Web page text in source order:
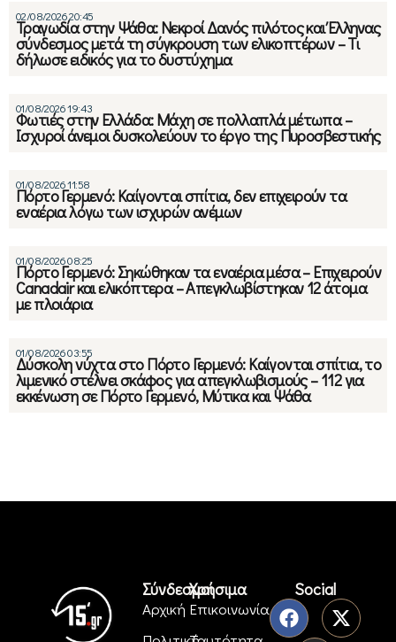
02/08/2026 20:45
Τραγωδία στην Ψάθα: Νεκροί Δανός πιλότος και Έλληνας
σύνδεσμος μετά τη σύγκρουση των ελικοπτέρων – Τι
δήλωσε ειδικός για το δυστύχημα
01/08/2026 19:43
Φωτιές στην Ελλάδα: Μάχη σε πολλαπλά μέτωπα –
Ισχυροί άνεμοι δυσκολεύουν το έργο της Πυροσβεστικής
01/08/2026 11:58
Πόρτο Γερμενό: Καίγονται σπίτια, δεν επιχειρούν τα
εναέρια λόγω των ισχυρών ανέμων
01/08/2026 08:25
Πόρτο Γερμενό: Σηκώθηκαν τα εναέρια μέσα – Επιχειρούν
Canadair και ελικόπτερα – Απεγκλωβίστηκαν 12 άτομα
με πλοιάρια
01/08/2026 03:55
Δύσκολη νύχτα στο Πόρτο Γερμενό: Καίγονται σπίτια, το
λιμενικό στέλνει σκάφος για απεγκλωβισμούς – 112 για
εκκένωση σε Πόρτο Γερμενό, Μύτικα και Ψάθα
Σύνδεσμοι
Αρχική
Χρήσιμα
Επικοινωνία
Social